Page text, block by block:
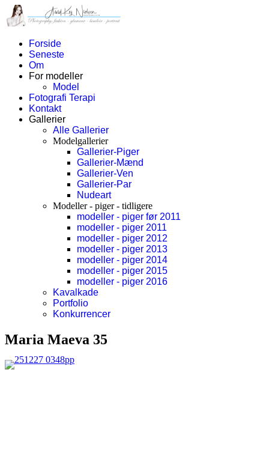
Forside
Seneste
Om
For modeller
Model
Fotografi Terapi
Kontakt
Gallerier
Alle Gallerier
Modelgallerier
Gallerier-Piger
Gallerier-Mænd
Gallerier-Ven
Gallerier-Par
Nudeart
Modeller - piger - tidligere
modeller - piger før 2011
modeller - piger 2011
modeller - piger 2012
modeller - piger 2013
modeller - piger 2014
modeller - piger 2015
modeller - piger 2016
Kavalkade
Portfolio
Konkurrencer
Maria Maeva 35